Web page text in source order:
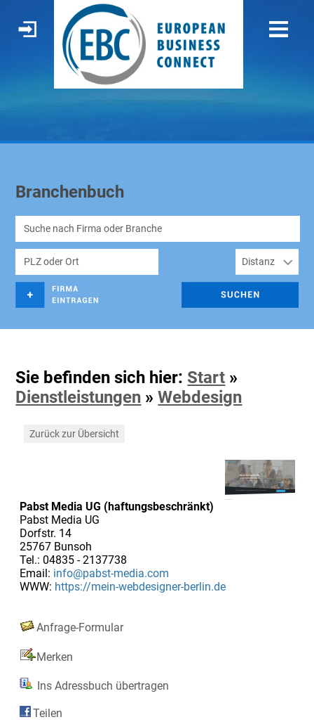
Branchenbuch
Sie befinden sich hier: Start »
Dienstleistungen »Webdesign
Zurück zur Übersicht
Pabst Media UG (haftungsbeschränkt)
Pabst Media UG
Dorfstr. 14
25767 Bunsoh
Tel.: 04835 - 2137738
Email: info@pabst-media.com
WWW: https://mein-webdesigner-berlin.de
Anfrage-Formular
Merken
Ins Adressbuch übertragen
Teilen